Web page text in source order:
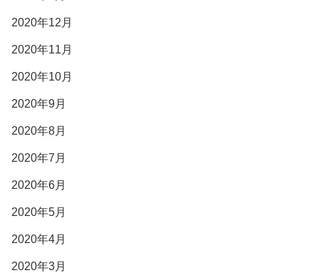
2020年12月
2020年11月
2020年10月
2020年9月
2020年8月
2020年7月
2020年6月
2020年5月
2020年4月
2020年3月